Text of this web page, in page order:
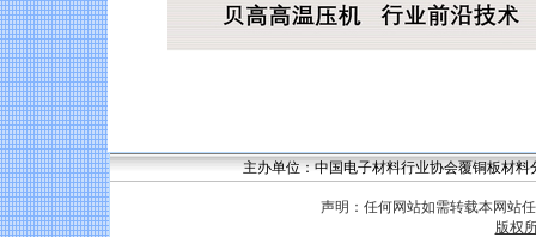
主办单位：中国电子材料行业协会覆铜板材
声明：任何网站如需转载本网站
版权